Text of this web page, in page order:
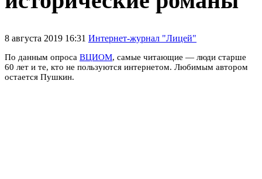
8 августа 2019 16:31 Интернет-журнал "Лицей"
По данным опроса ВЦИОМ, самые читающие — люди старше
60 лет и те, кто не пользуются интернетом. Любимым автором
остается Пушкин.